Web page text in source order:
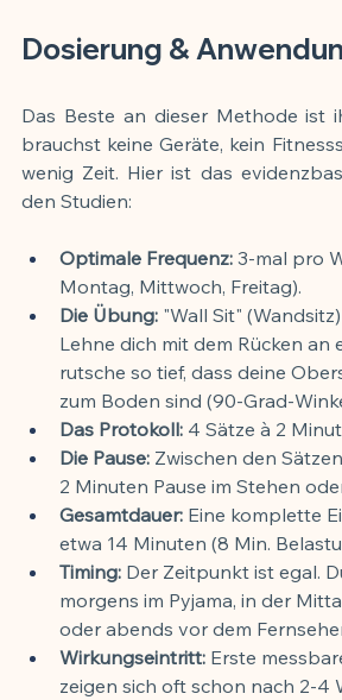
Dosierung &
Das Beste an dieser Methode ist
brauchst keine Geräte, kein
wenig Zeit. Hier ist das
den Studien:
Optimale Frequenz: 3-mal pro
Montag, Mittwoch, Freitag).
Die Übung: "Wall Sit"
Lehne dich mit dem Rücken an
rutsche so tief, dass deine
zum Boden sind (90-Grad-
Das Protokoll: 4 Sätze à 2
Die Pause: Zwischen den
2 Minuten Pause im Stehen
Gesamtdauer: Eine komplette
etwa 14 Minuten (8 Min.
Timing: Der Zeitpunkt ist egal.
morgens im Pyjama, in der
oder abends vor dem
Wirkungseintritt: Erste
zeigen sich oft schon nach 2-4